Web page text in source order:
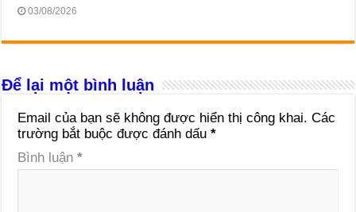
03/08/2026
Để lại một bình luận
Email của bạn sẽ không được hiển thị công khai. Các
trường bắt buộc được đánh dấu*
Bình luận*